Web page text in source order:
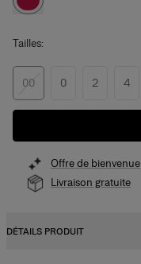
Tailles:
00 0 2 4
Offre de bienvenue
Livraison gratuite
DÉTAILS PRODUIT